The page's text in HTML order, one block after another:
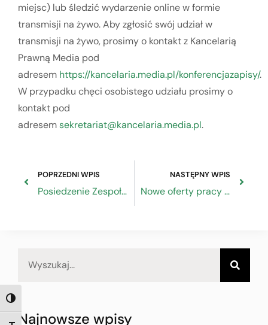
TOGGLE HIGH CONTRAST
miejsc) lub śledzić wydarzenie online w formie
transmisji na żywo. Aby zgłosić swój udział w
transmisji na żywo, prosimy o kontakt z Kancelarią
Prawną Media pod
adresem https://kancelaria.media.pl/konferencjazapisy/.
W przypadku chęci osobistego udziału prosimy o
kontakt pod
adresemsekretariat@kancelaria.media.pl.
POPRZEDNI WPIS
Posiedzenie Zespołu do spraw Semestru Europejskiego
NASTĘPNY WPIS
Nowe oferty pracy w ZRP
Najnowsze wpisy